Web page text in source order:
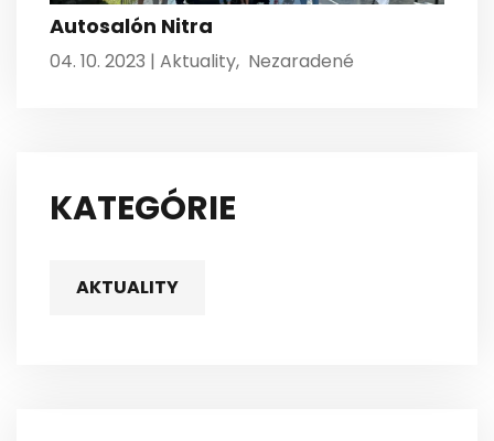
Autosalón Nitra
04. 10. 2023 | Aktuality, Nezaradené
KATEGÓRIE
AKTUALITY